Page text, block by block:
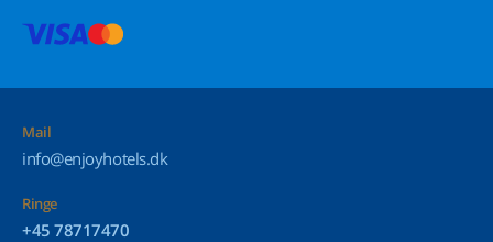
Mail
info@enjoyhotels.dk
Ringe
+45 78717470